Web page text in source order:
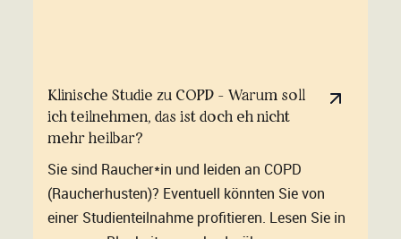
Klinische Studie zu COPD - Warum soll
ich teilnehmen, das ist doch eh nicht
mehr heilbar?
Sie sind Raucher*in und leiden an COPD
(Raucherhusten)? Eventuell könnten Sie von
einer Studienteilnahme profitieren. Lesen Sie in